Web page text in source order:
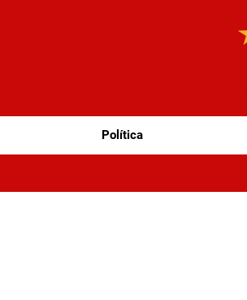
Política